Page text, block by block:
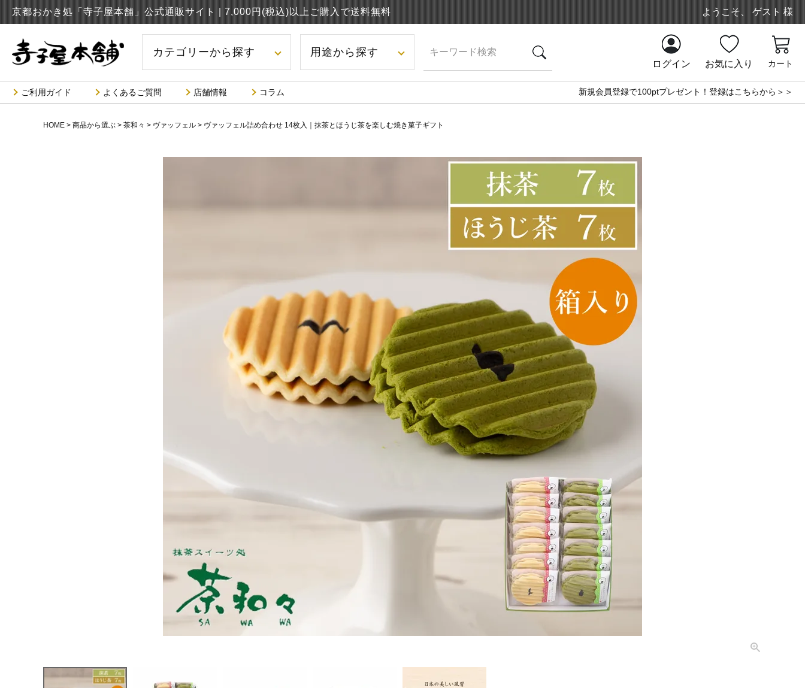
京都おかき処「寺子屋本舗」公式通販サイト | 7,000円(税込)以上ご購入で送料無料 ようこそ、 ゲスト 様
カテゴリーから探す 用途から探す
ログイン お気に入り カート
ご利用ガイド よくあるご質問 店舗情報 コラム 新規会員登録で100ptプレゼント！登録はこちらから＞＞
HOME 商品から選ぶ 茶和々 ヴァッフェル ヴァッフェル詰め合わせ 14枚入｜抹茶とほうじ茶を楽しむ焼き菓子ギフト